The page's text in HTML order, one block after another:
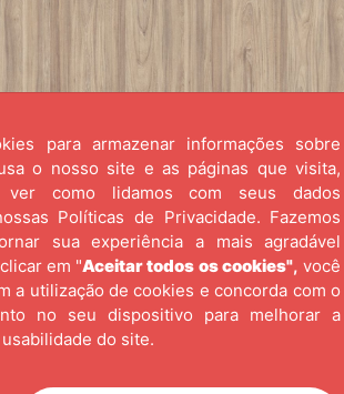
para armazenar informações sobre
o nosso site e as páginas que visita,
como lidamos com seus dados
Políticas de Privacidade. Fazemos
sua experiência a mais agradável
em "Aceitar todos os cookies", você
a utilização de cookies e concorda com o
no seu dispositivo para melhorar a
do site.